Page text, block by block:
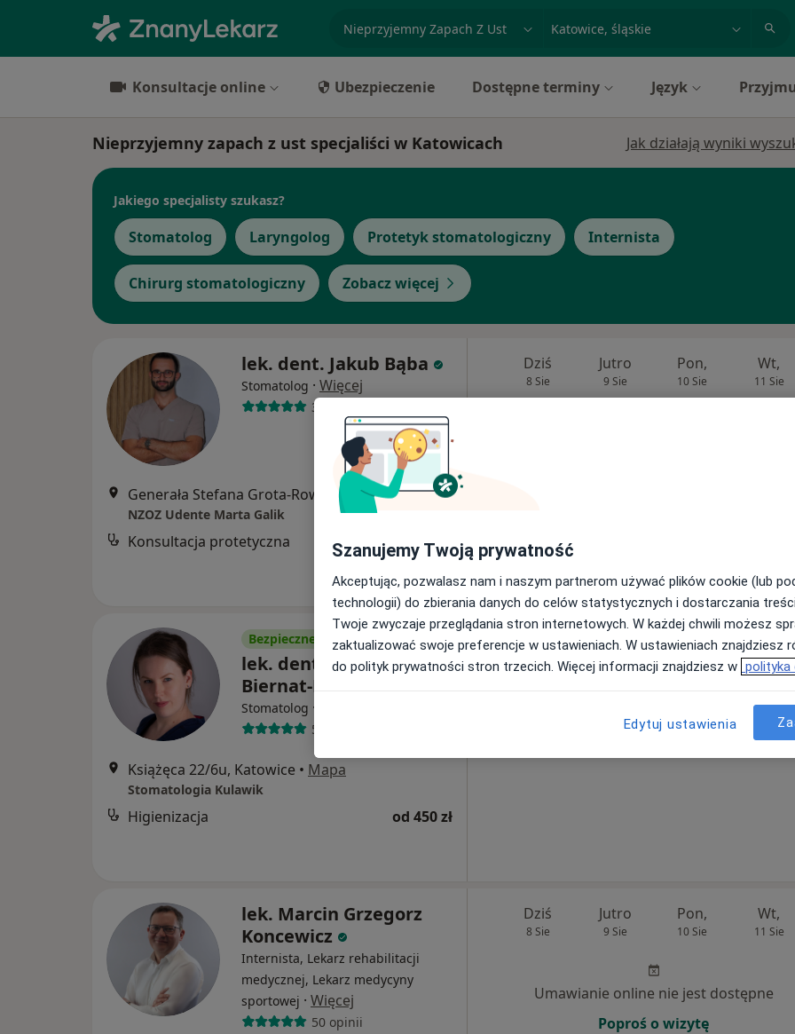
miasto lub dzielnica
Konsultacje online Ubezpieczenie Dostępne terminy Język
Nieprzyjemny zapach z ust specjaliści w Katowicach Jak działają wyniki
Jakiego specjalisty szukasz?
Stomatolog Laryngolog Protetyk stomatologiczny Internista
Chirurg stomatologiczny Zobacz więcej
lek. dent. Jakub Bąba
Stomatolog · Więcej
31 opinii
Generała Stefana Grota-Roweckiego 52, Sosnowiec •Mapa
NZOZ Udente Marta Galik
Konsultacja protetyczna od 200 zł
Dziś
8 Sie
Jutro
9 Sie
Pon,
10 Sie
Wt,
11 Sie
Bezpieczne płatności
lek. dent. Aleksandra
Biernat-Kulawik
Stomatolog ·
5 opinii
Książęca 22/6u, Katowice • Mapa
Stomatologia Kulawik
Higienizacja od 450 zł
Dziś Jutro Pon, Wt,
11 Sie
Umawianie online nie jest dostępne
lek. Marcin Grzegorz
Koncewicz
Internista, Lekarz rehabilitacji
medycznej, Lekarz medycyny
sportowej · Więcej
50 opinii
Dziś
8 Sie
Jutro
9 Sie
Pon,
10 Sie
Wt,
11 Sie
Umawianie online nie jest dostępne
Poproś o wizytę
Szanujemy Twoją prywatność
Akceptując, pozwalasz nam i naszym partnerom używać plików cookie (lub
technologii) do zbierania danych do celów statystycznych i dostarczania
Twoje zwyczaje przeglądania stron internetowych. W każdej chwili możesz
zaktualizować swoje preferencje w ustawieniach. W ustawieniach znajdziesz
do polityk prywatności stron trzecich. Więcej informacji znajdziesz w polityka
Edytuj ustawienia